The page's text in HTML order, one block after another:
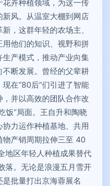
花卉种植领域，为这一传
风。从温室大棚到网店
，这群年轻的农场主、
他们的知识、视野和拼
产模式，推动产业向集
断发展。曾经的父辈耕
在“80后”们引进了智能
并以高效的团队合作改
饭”局面。王自升和陶晓
力运作种植基地、共用
产销周期拉伸三至 40
地区年轻人种植成果替代
落。无论是浪漫五月雪开
批量打出京海蓉展名